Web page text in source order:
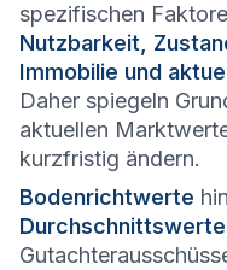
spezifischen
Nutzbarkeit,
Immobilie und
Daher spiegeln
aktuellen
kurzfristig ändern.
Bodenrichtwerte
Durchschnittswerte